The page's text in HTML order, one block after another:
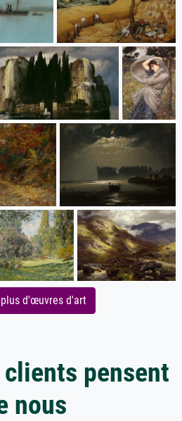
d'œuvres d'art
clients pensent
nous